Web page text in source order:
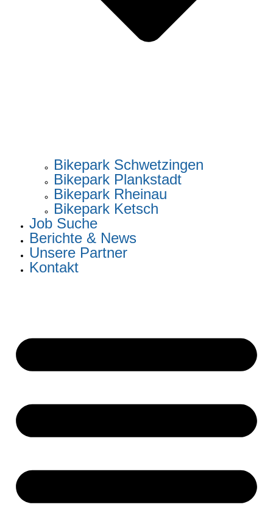
Bikepark Schwetzingen
Bikepark Plankstadt
Bikepark Rheinau
Bikepark Ketsch
Job Suche
Berichte & News
Unsere Partner
Kontakt